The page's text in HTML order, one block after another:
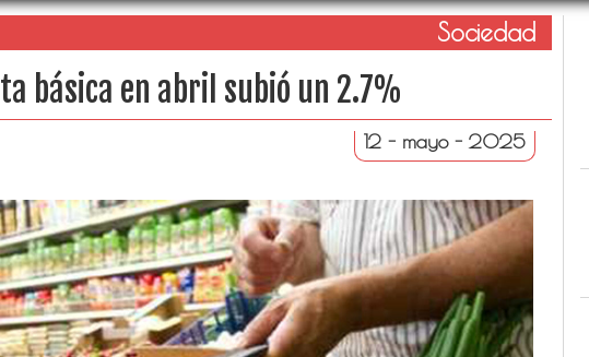
Sociedad
básica en abril subió un 2.7%
12 - mayo - 2025